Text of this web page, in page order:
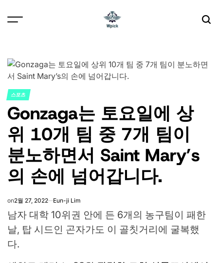
POSTED
IN
스포츠
Gonzaga는 토요일에 상
위 10개 팀 중 7개 팀이
분노하면서 Saint Mary’s
의 손에 넘어갑니다.
on2월 27, 2022 Eun-ji Lim
남자 대학 10위권 안에 든 6개의 농구팀이 패한
날, 탑 시드인 곤자가도 이 골칫거리에 굴복했
다.